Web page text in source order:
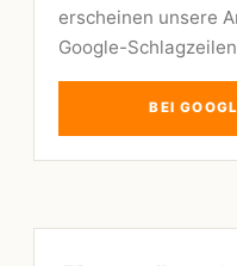
erscheinen unsere
Google-
BEI